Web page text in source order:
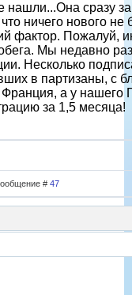
нашли...Она сразу
ничего нового не
фактор. Пожалуй,
Мы недавно
Несколько
в партизаны, с
а у нашего
за 1,5 месяца!
# 47